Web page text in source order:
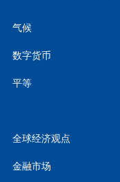
气候
数字货币
平等
全球经济观点
金融市场